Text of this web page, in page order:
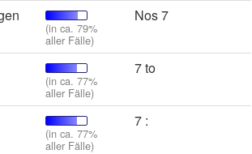
(in ca. 79%
aller Fälle)
Nos 7
(in ca. 77%
aller Fälle)
7 to
(in ca. 77%
aller Fälle)
7 :